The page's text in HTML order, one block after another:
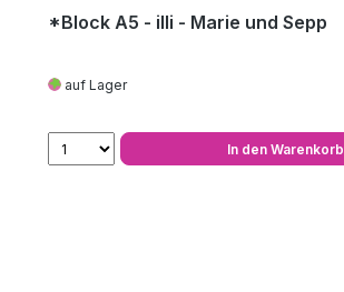
*Block A5 - illi - Marie und Sepp
auf Lager
In den Warenkorb